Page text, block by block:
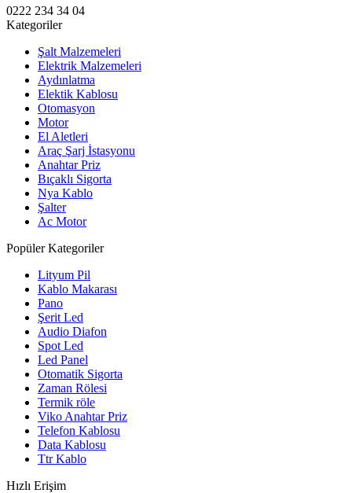
0222 234 34 04
Kategoriler
Şalt Malzemeleri
Elektrik Malzemeleri
Aydınlatma
Elektik Kablosu
Otomasyon
Motor
El Aletleri
Araç Şarj İstasyonu
Anahtar Priz
Bıçaklı Sigorta
Nya Kablo
Şalter
Ac Motor
Popüler Kategoriler
Lityum Pil
Kablo Makarası
Pano
Şerit Led
Audio Diafon
Spot Led
Led Panel
Otomatik Sigorta
Zaman Rölesi
Termik röle
Viko Anahtar Priz
Telefon Kablosu
Data Kablosu
Ttr Kablo
Hızlı Erişim